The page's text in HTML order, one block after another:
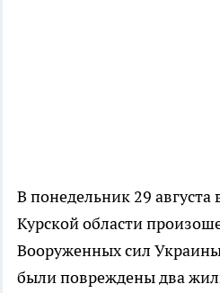
В понедельник 29 августа
Курской области
Вооруженных сил
были повреждены два